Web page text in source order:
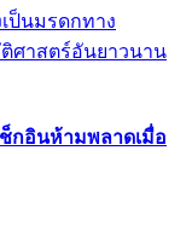
ป็นมรดกทาง
ศาสตร์อันยาวนาน
ช็กอินห้ามพลาดเมื่อ